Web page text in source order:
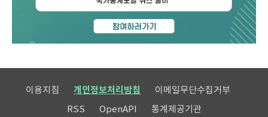
이용지침 개인정보처리방침
이메일무단수집거부
RSS
OpenAPI 통계제공기관